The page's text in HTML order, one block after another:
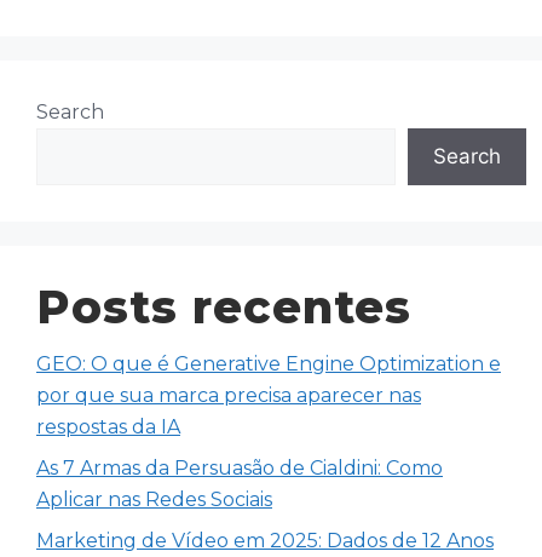
Search
Search
Posts recentes
GEO: O que é Generative Engine Optimization e
por que sua marca precisa aparecer nas
respostas da IA
As 7 Armas da Persuasão de Cialdini: Como
Aplicar nas Redes Sociais
Marketing de Vídeo em 2025: Dados de 12 Anos